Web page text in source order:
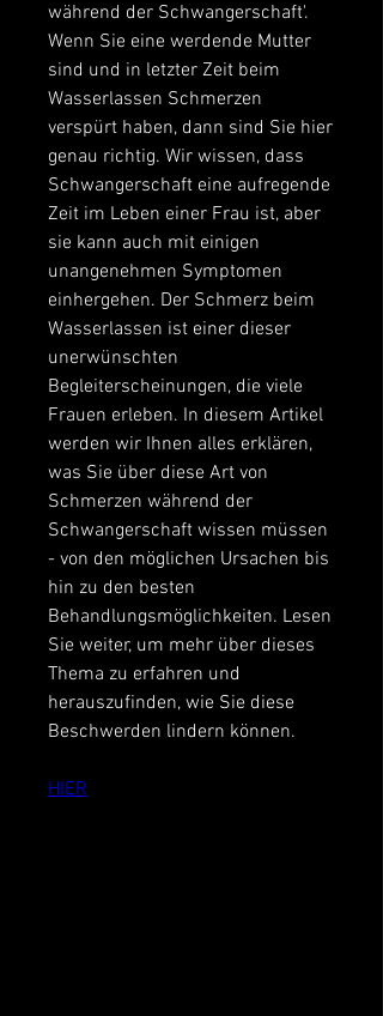
während der Schwangerschaft'.
Wenn Sie eine werdende Mutter
sind und in letzter Zeit beim
Wasserlassen Schmerzen
verspürt haben, dann sind Sie hier
genau richtig. Wir wissen, dass
Schwangerschaft eine aufregende
Zeit im Leben einer Frau ist, aber
sie kann auch mit einigen
unangenehmen Symptomen
einhergehen. Der Schmerz beim
Wasserlassen ist einer dieser
unerwünschten
Begleiterscheinungen, die viele
Frauen erleben. In diesem Artikel
werden wir Ihnen alles erklären,
was Sie über diese Art von
Schmerzen während der
Schwangerschaft wissen müssen
- von den möglichen Ursachen bis
hin zu den besten
Behandlungsmöglichkeiten. Lesen
Sie weiter, um mehr über dieses
Thema zu erfahren und
herauszufinden, wie Sie diese
Beschwerden lindern können.
HIER